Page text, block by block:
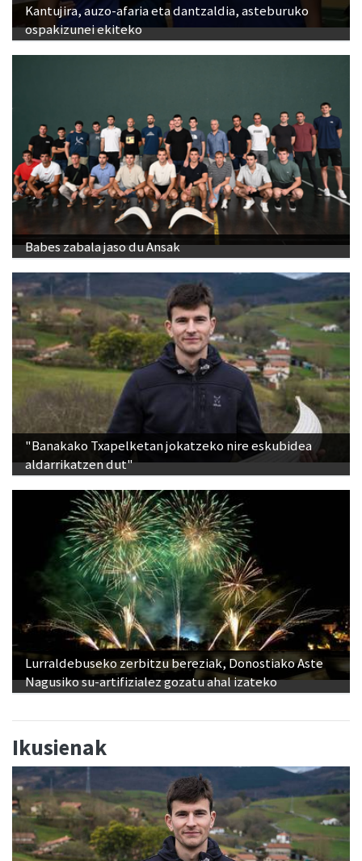
Kantujira, auzo-afaria eta dantzaldia, asteburuko
ospakizunei ekiteko
Babes zabala jaso du Ansak
"Banakako Txapelketan jokatzeko nire eskubidea
aldarrikatzen dut"
Lurraldebuseko zerbitzu bereziak, Donostiako Aste
Nagusiko su-artifizialez gozatu ahal izateko
Ikusienak